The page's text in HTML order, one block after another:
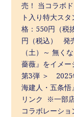
売！ 当コラボ
ト入り特大ス
格：550円（税
円（税込） 発
（土）～ 無く
薔薇』をイメー
第3弾 ＞ 2025
海建人・五条
リンク ※一部
コラボレーシ